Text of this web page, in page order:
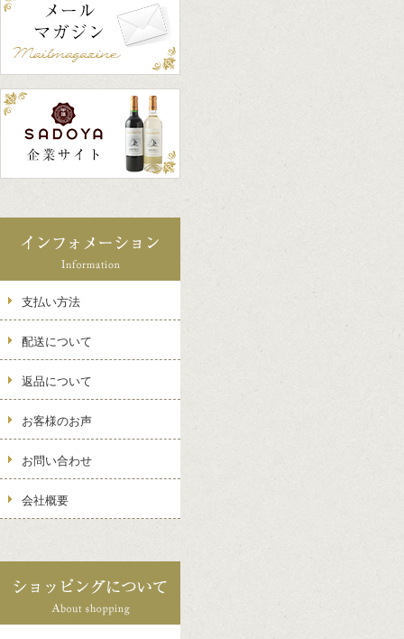
支払い方法
配送について
返品について
お客様のお声
お問い合わせ
会社概要